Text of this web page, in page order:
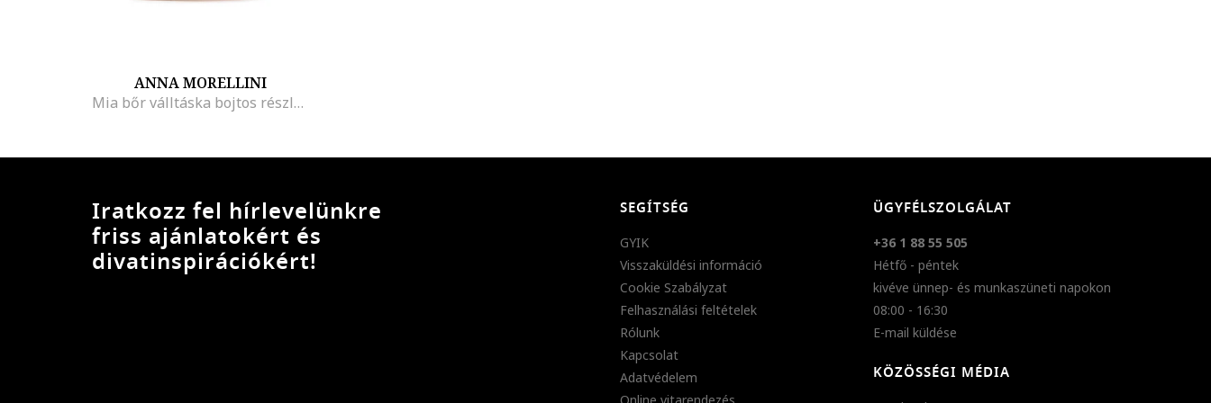
ANNA MORELLINI
Mia bőr válltáska bojtos részlettel
Iratkozz fel hírlevelünkre
friss ajánlatokért és
divatinspirációkért!
SEGÍTSÉG
GYIK
Visszaküldési információ
Cookie Szabályzat
Felhasználási feltételek
Rólunk
Kapcsolat
Adatvédelem
ÜGYFÉLSZOLGÁLAT
+36 1 88 55 505
Hétfő - péntek
kivéve ünnep- és munkaszüneti napokon
08:00 - 16:30
E-mail küldése
KÖZÖSSÉGI MÉDIA